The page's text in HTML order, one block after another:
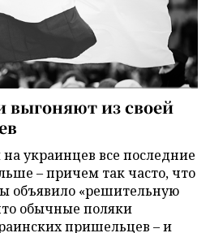
выгоняют из своей
украинцев все последние
– причем так часто, что
объявило «решительную
обычные поляки
пришельцев – и